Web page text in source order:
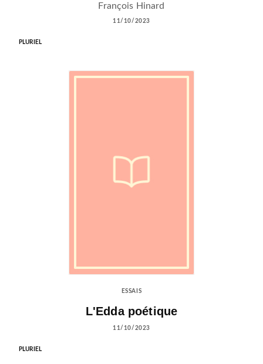
François Hinard
11/10/2023
PLURIEL
ESSAIS
L'Edda poétique
11/10/2023
PLURIEL